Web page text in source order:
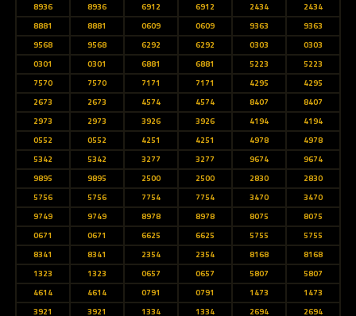
8936
8936 6912 6912 2434
2434
8881
8881 0609 0609 9363
9363
9568
9568 6292 6292 0303
0303
0301
0301 6881 6881 5223
5223
7570
7570 7171 7171 4295
4295
2673
2673 4574 4574 8407
8407
2973
2973 3926 3926 4194
4194
0552
0552 4251 4251 4978
4978
5342
5342 3277 3277 9674
9674
9895
9895 2500 2500 2830
2830
5756
5756 7754 7754 3470
3470
9749
9749 8978 8978 8075
8075
0671
0671 6625 6625 5755
5755
8341
8341 2354 2354 8168
8168
1323
1323 0657 0657 5807
5807
4614
4614 0791 0791 1473
1473
3921
3921 1334 1334 2694 2694